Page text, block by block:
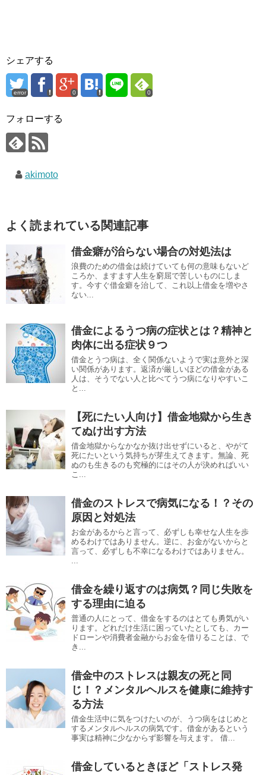
シェアする
error 0 0
フォローする
akimoto
よく読まれている関連記事
借金癖が治らない場合の対処法は
浪費のための借金は続けていても何の意味もないど
ころか、ますます人生を窮屈で苦しいものにしま
す。今すぐ借金癖を治して、これ以上借金を増やさ
ない...
借金によるうつ病の症状とは？精神と
肉体に出る症状９つ
借金とうつ病は、全く関係ないようで実は意外と深
い関係があります。返済が厳しいほどの借金がある
人は、そうでない人と比べてうつ病になりやすいこ
と...
【死にたい人向け】借金地獄から生き
てぬけ出す方法
借金地獄からなかなか抜け出せずにいると、やがて
死にたいという気持ちが芽生えてきます。無論、死
ぬのも生きるのも究極的にはその人が決めればいい
こ...
借金のストレスで病気になる！？その
原因と対処法
お金があるからと言って、必ずしも幸せな人生を歩
めるわけではありません。逆に、お金がないからと
言って、必ずしも不幸になるわけではありません。
借金を繰り返すのは病気？同じ失敗を
する理由に迫る
普通の人にとって、借金をするのはとても勇気がい
ります。どれだけ生活に困っていたとしても、カー
ドローンや消費者金融からお金を借りることは、で
き...
借金中のストレスは親友の死と同
じ！？メンタルヘルスを健康に維持す
る方法
借金生活中に気をつけたいのが、うつ病をはじめと
するメンタルヘルスの病気です。借金があるという
事実は精神に少なからず影響を与えます。 借...
借金しているときほど「ストレス発